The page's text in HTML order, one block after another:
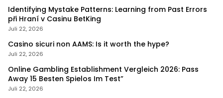
Identifying Mystake Patterns: Learning from Past Errors
při Hraní v Casinu BetKing
Juli 22, 2026
Casino sicuri non AAMS: Is it worth the hype?
Juli 22, 2026
Online Gambling Establishment Vergleich 2026: Pass
Away 15 Besten Spielos Im Test”
Juli 22, 2026